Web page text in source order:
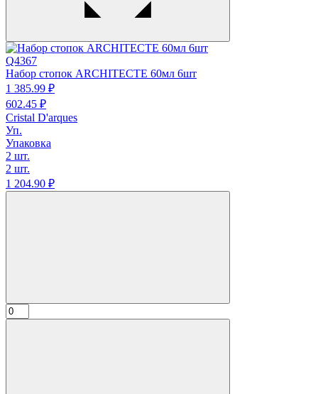
Q4367
Набор стопок ARCHITECTE 60мл 6шт
1 385.99 ₽
602.45 ₽
Cristal D'arques
Уп.
Упаковка
2 шт.
2 шт.
1 204.90 ₽